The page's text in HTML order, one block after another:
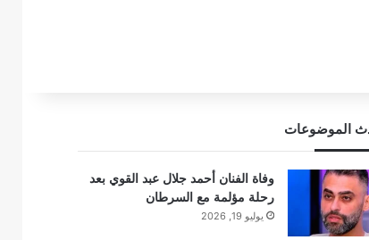
الموضوعات
وفاة الفنان أحمد جلال عبد القوي بعد
رحلة مؤلمة مع السرطان
يوليو 19, 2026